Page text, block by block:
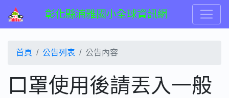
彰化縣湳雅國小全球資訊網
首頁 公告列表 公告內容
口罩使用後請丟入一般